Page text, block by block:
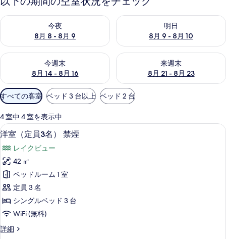
今夜
8月 8 - 8月 9
今夜 8月 8 - 8月 9 の空室状況をチェック
明日
8月 9 - 8月 10
明日 8月 9 - 8月 10 の空室状
今週末
8月 14 - 8月 16
今週末 8月 14 - 8月 16 の空室状況をチェック
来週末
8月 21 - 8月 23
来週末 8月 21 - 8月 23 の空室
利
用
可
能
な
客
室
の
絞
り
込
み
条
すべての客室 ベッド 3 台以上 ベッド 2 台
4 室中 4 室を表示中
洋
（定
員
3
名）
禁
煙
の
洋室（定員3名） 禁煙 |
6
洋室（定員3名） 禁煙
レイクビュー
42 ㎡
ベッドルーム 1 室
定員 3 名
シングルベッド 3 台
WiFi (無料)
詳細
洋